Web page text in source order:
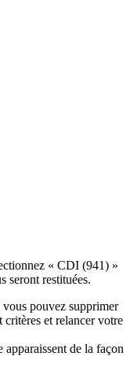
« CDI (941) »
seront restituées.
vous pouvez supprimer
critères et relancer votre
de la façon